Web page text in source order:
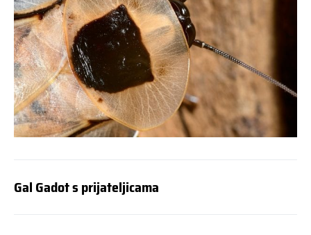
Gal Gadot s prijateljicama